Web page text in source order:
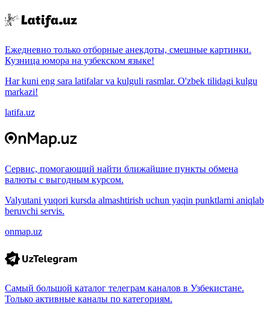
Ежедневно только отборные анекдоты, смешные картинки.
Кузница юмора на узбекском языке!
Har kuni eng sara latifalar va kulguli rasmlar. O'zbek tilidagi kulgu
markazi!
latifa.uz
Сервис, помогающий найти ближайшие пункты обмена
валюты с выгодным курсом.
Valyutani yuqori kursda almashtirish uchun yaqin punktlarni aniqlab
beruvchi servis.
onmap.uz
Самый большой каталог телеграм каналов в Узбекистане.
Только активные каналы по категориям.